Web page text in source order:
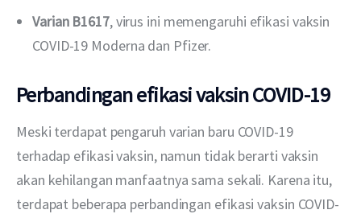
Varian B1617, virus ini memengaruhi efikasi vaksin
COVID-19 Moderna dan Pfizer.
Perbandingan efikasi vaksin COVID-19
Meski terdapat pengaruh varian baru COVID-19
terhadap efikasi vaksin, namun tidak berarti vaksin
akan kehilangan manfaatnya sama sekali. Karena itu,
terdapat beberapa perbandingan efikasi vaksin COVID-